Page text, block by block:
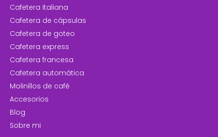
Cafetera italiana
Cafetera de cápsulas
Cafetera de goteo
Cafetera express
Cafetera francesa
Cafetera automática
Molinillos de café
Accesorios
Blog
Sobre mi